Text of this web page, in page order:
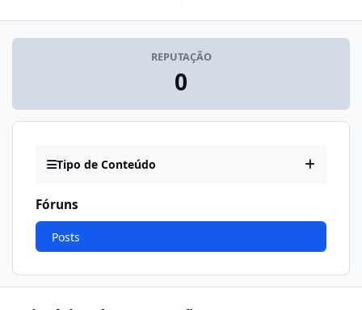
REPUTAÇÃO
0
Tipo de Conteúdo
Fóruns
Posts